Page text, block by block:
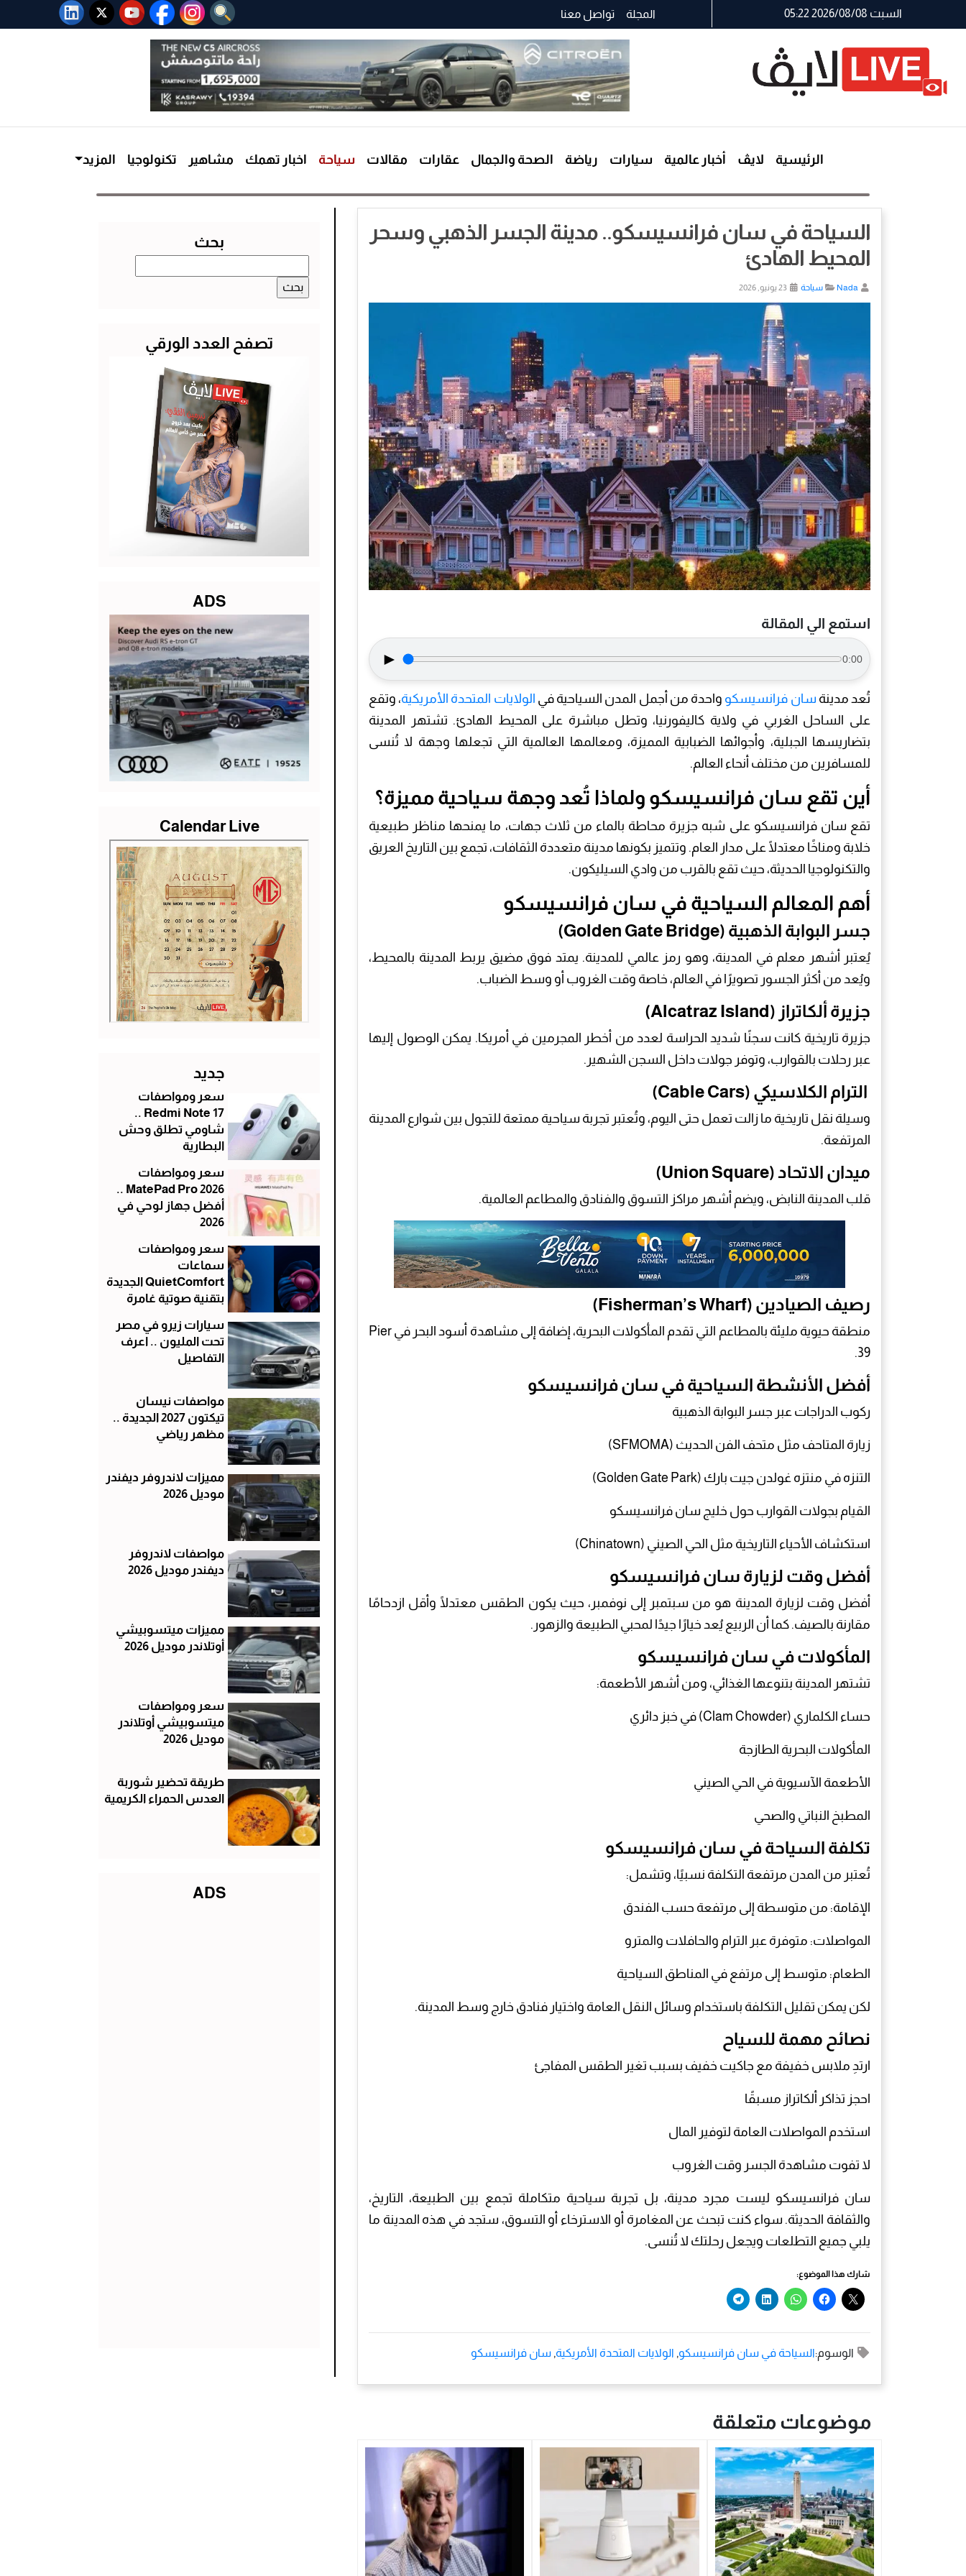
السبت 2026/08/08 05:22 المجلة تواصل معنا
الرئيسية لايڤ أخبار عالمية سيارات رياضة الصحة والجمال عقارات مقالات سياحة اخبار تهمك مشاهير تكنولوجيا المزيد
السياحة في سان فرانسيسكو.. مدينة الجسر الذهبي وسحر
المحيط الهادئ
Nada سياحة
استمع الي المقالة
► 0:00
تُعد مدينة سان فرانسيسكو واحدة من أجمل المدن السياحية في الولايات المتحدة الأمريكية، وتقع
على الساحل الغربي في ولاية كاليفورنيا، وتطل مباشرة على المحيط الهادئ. تشتهر المدينة
بتضاريسها الجبلية، وأجوائها الضبابية المميزة، ومعالمها العالمية التي تجعلها وجهة لا تُنسى
للمسافرين من مختلف أنحاء العالم.
أين تقع سان فرانسيسكو ولماذا تُعد وجهة سياحية مميزة؟
تقع سان فرانسيسكو على شبه جزيرة محاطة بالماء من ثلاث جهات، ما يمنحها مناظر طبيعية
خلابة ومناخًا معتدلًا على مدار العام. وتتميز بكونها مدينة متعددة الثقافات، تجمع بين التاريخ العريق
والتكنولوجيا الحديثة، حيث تقع بالقرب من وادي السيليكون.
أهم المعالم السياحية في سان فرانسيسكو
جسر البوابة الذهبية (Golden Gate Bridge)
يُعتبر أشهر معلم في المدينة، وهو رمز عالمي للمدينة. يمتد فوق مضيق يربط المدينة بالمحيط،
ويُعد من أكثر الجسور تصويرًا في العالم، خاصة وقت الغروب أو وسط الضباب.
جزيرة ألكاتراز (Alcatraz Island)
جزيرة تاريخية كانت سجنًا شديد الحراسة لعدد من أخطر المجرمين في أمريكا. يمكن الوصول إليها
عبر رحلات بالقوارب، وتوفر جولات داخل السجن الشهير.
الترام الكلاسيكي (Cable Cars)
وسيلة نقل تاريخية ما زالت تعمل حتى اليوم، وتُعتبر تجربة سياحية ممتعة للتجول بين شوارع المدينة
المرتفعة.
ميدان الاتحاد (Union Square)
قلب المدينة النابض، ويضم أشهر مراكز التسوق والفنادق والمطاعم العالمية.
رصيف الصيادين (Fisherman’s Wharf)
منطقة حيوية مليئة بالمطاعم التي تقدم المأكولات البحرية، إضافة إلى مشاهدة أسود البحر في Pier
39.
أفضل الأنشطة السياحية في سان فرانسيسكو
ركوب الدراجات عبر جسر البوابة الذهبية
زيارة المتاحف مثل متحف الفن الحديث (SFMOMA)
التنزه في منتزه غولدن جيت بارك (Golden Gate Park)
القيام بجولات القوارب حول خليج سان فرانسيسكو
استكشاف الأحياء التاريخية مثل الحي الصيني (Chinatown)
أفضل وقت لزيارة سان فرانسيسكو
أفضل وقت لزيارة المدينة هو من سبتمبر إلى نوفمبر، حيث يكون الطقس معتدلًا وأقل ازدحامًا
مقارنة بالصيف. كما أن الربيع يُعد خيارًا جيدًا لمحبي الطبيعة والزهور.
المأكولات في سان فرانسيسكو
تشتهر المدينة بتنوعها الغذائي، ومن أشهر الأطعمة:
حساء الكلماري (Clam Chowder) في خبز دائري
المأكولات البحرية الطازجة
الأطعمة الآسيوية في الحي الصيني
المطبخ النباتي والصحي
تكلفة السياحة في سان فرانسيسكو
تُعتبر من المدن مرتفعة التكلفة نسبيًا، وتشمل:
الإقامة: من متوسطة إلى مرتفعة حسب الفندق
المواصلات: متوفرة عبر الترام والحافلات والمترو
الطعام: متوسط إلى مرتفع في المناطق السياحية
لكن يمكن تقليل التكلفة باستخدام وسائل النقل العامة واختيار فنادق خارج وسط المدينة.
نصائح مهمة للسياح
ارتدِ ملابس خفيفة مع جاكيت خفيف بسبب تغير الطقس المفاجئ
احجز تذاكر ألكاتراز مسبقًا
استخدم المواصلات العامة لتوفير المال
لا تفوت مشاهدة الجسر وقت الغروب
سان فرانسيسكو ليست مجرد مدينة، بل تجربة سياحية متكاملة تجمع بين الطبيعة، التاريخ،
والثقافة الحديثة. سواء كنت تبحث عن المغامرة أو الاسترخاء أو التسوق، ستجد في هذه المدينة ما
يلبي جميع التطلعات ويجعل رحلتك لا تُنسى.
شارك هذا الموضوع:
الوسوم:السياحة في سان فرانسيسكو, الولايات المتحدة الأمريكية, سان فرانسيسكو
موضوعات متعلقة
بحث
عن:
تصفح العدد الورقي
ADS
Calendar Live
جديد
سعر ومواصفات
Redmi Note 17 ..
شاومي تطلق وحش
البطارية
سعر ومواصفات
MatePad Pro 2026 ..
أفضل جهاز لوحي في
2026
سعر ومواصفات
سماعات
QuietComfort الجديدة
بتقنية صوتية غامرة
سيارات زيرو في مصر
تحت المليون .. اعرف
التفاصيل
مواصفات نيسان
تيكتون 2027 الجديدة ..
مظهر رياضي
مميزات لاندروفر ديفندر
موديل 2026
مواصفات لاندروفر
ديفندر موديل 2026
مميزات ميتسوبيشي
أوتلاندر موديل 2026
سعر ومواصفات
ميتسوبيشي أوتلاندر
موديل 2026
طريقة تحضير شوربة
العدس الحمراء الكريمية
ADS